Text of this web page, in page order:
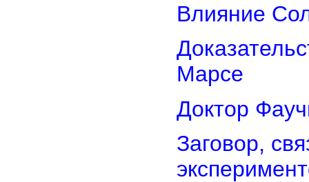
Влияние
Марсе
Доктор
Заговор,